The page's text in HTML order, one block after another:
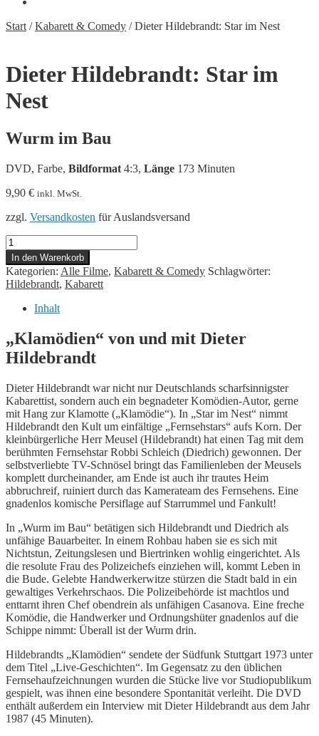
Start/Kabarett & Comedy /Dieter Hildebrandt: Star im Nest
Dieter Hildebrandt: Star im
Nest
Wurm im Bau
DVD, Farbe, Bildformat 4:3, Länge 173 Minuten
9,90 € inkl. MwSt.
zzgl. Versandkosten für Auslandsversand
Dieter
Hildebrandt:
Star
im
Nest
Menge
In den Warenkorb
Kategorien: Alle Filme, Kabarett & Comedy Schlagwörter:
Hildebrandt, Kabarett
Inhalt
„Klamödien“ von und mit Dieter
Hildebrandt
Dieter Hildebrandt war nicht nur Deutschlands scharfsinnigster
Kabarettist, sondern auch ein begnadeter Komödien-Autor, gerne
mit Hang zur Klamotte („Klamödie“). In „Star im Nest“ nimmt
Hildebrandt den Kult um einfältige „Fernsehstars“ aufs Korn. Der
kleinbürgerliche Herr Meusel (Hildebrandt) hat einen Tag mit dem
berühmten Fernsehstar Robbi Schleich (Diedrich) gewonnen. Der
selbstverliebte TV-Schnösel bringt das Familienleben der Meusels
komplett durcheinander, am Ende ist auch ihr trautes Heim
abbruchreif, ruiniert durch das Kamerateam des Fernsehens. Eine
gnadenlos komische Persiflage auf Starrummel und Fankult!
In „Wurm im Bau“ betätigen sich Hildebrandt und Diedrich als
unfähige Bauarbeiter. In einem Rohbau haben sie es sich mit
Nichtstun, Zeitungslesen und Biertrinken wohlig eingerichtet. Als
die resolute Frau des Polizeichefs einziehen will, kommt Leben in
die Bude. Gelebte Handwerkerwitze stürzen die Stadt bald in ein
gewaltiges Verkehrschaos. Die Polizeibehörde ist machtlos und
enttarnt ihren Chef obendrein als unfähigen Casanova. Eine freche
Komödie, die Handwerker und Ordnungshüter gnadenlos auf die
Schippe nimmt: Überall ist der Wurm drin.
Hildebrandts „Klamödien“ sendete der Südfunk Stuttgart 1973 unter
dem Titel „Live-Geschichten“. Im Gegensatz zu den üblichen
Fernsehaufzeichnungen wurden die Stücke live vor Studiopublikum
gespielt, was ihnen eine besondere Spontanität verleiht. Die DVD
enthält außerdem ein Interview mit Dieter Hildebrandt aus dem Jahr
1987 (45 Minuten).